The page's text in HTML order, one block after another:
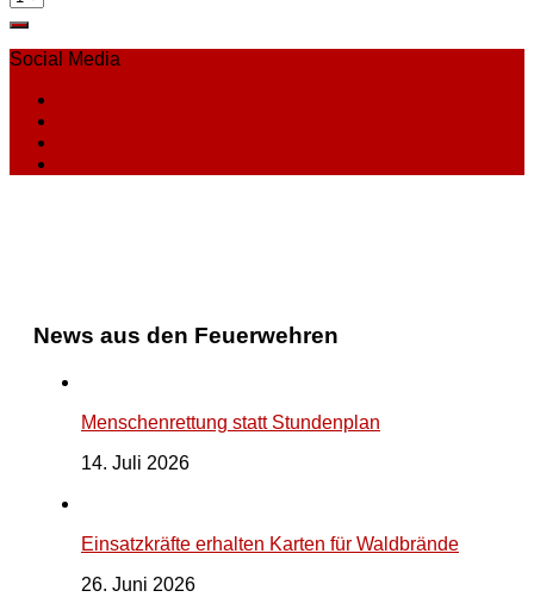
Social Media
News aus den Feuerwehren
Menschenrettung statt Stundenplan
14. Juli 2026
Einsatzkräfte erhalten Karten für Waldbrände
26. Juni 2026